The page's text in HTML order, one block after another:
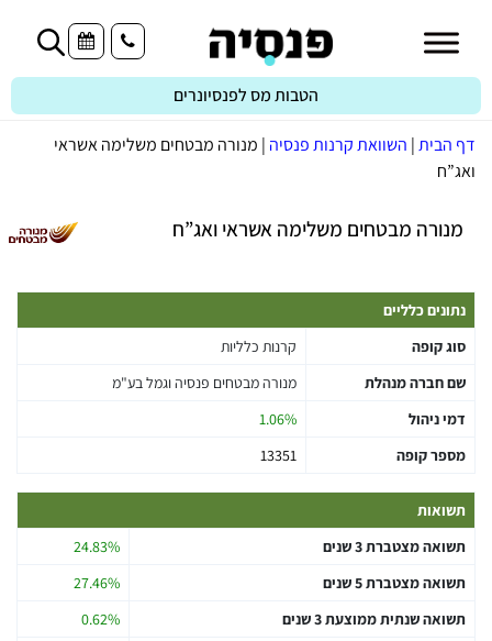
הטבות מס לפנסיונרים
דף הבית| השוואת קרנות פנסיה | מנורה מבטחים משלימה אשראי
ואג”ח
מנורה מבטחים משלימה אשראי ואג”ח
נתונים כלליים
סוג קופה
קרנות כלליות
שם חברה מנהלת
מנורה מבטחים פנסיה וגמל בע"מ
דמי ניהול
1.06%
מספר קופה
13351
תשואות
תשואה מצטברת 3 שנים
24.83%
תשואה מצטברת 5 שנים
27.46%
תשואה שנתית ממוצעת 3 שנים
0.62%